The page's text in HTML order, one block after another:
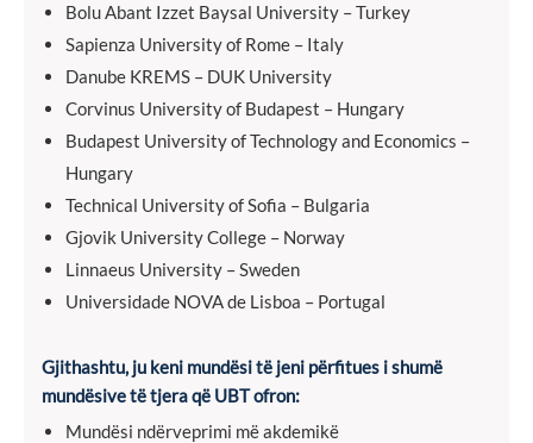
Bolu Abant Izzet Baysal University – Turkey
Sapienza University of Rome – Italy
Danube KREMS – DUK University
Corvinus University of Budapest – Hungary
Budapest University of Technology and Economics –
Hungary
Technical University of Sofia – Bulgaria
Gjovik University College – Norway
Linnaeus University – Sweden
Universidade NOVA de Lisboa – Portugal
Gjithashtu, ju keni mundësi të jeni përfitues i shumë
mundësive të tjera që UBT ofron:
Mundësi ndërveprimi më akdemikë